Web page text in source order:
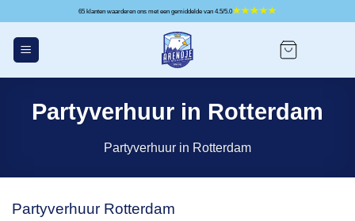
inhoud
65 klanten waarderen ons met een gemiddelde van 4.5/5.0
Partyverhuur in Rotterdam
Partyverhuur in Rotterdam
Partyverhuur Rotterdam